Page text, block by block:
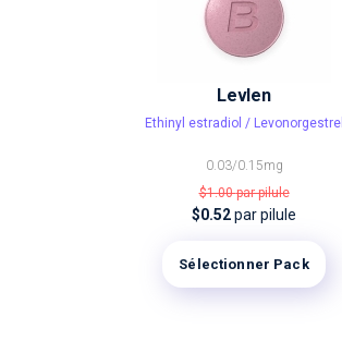
Levlen
Ethinyl estradiol / Levonorgestrel
0.03/0.15mg
$1.00par pilule
$0.52par pilule
Sélectionner Pack